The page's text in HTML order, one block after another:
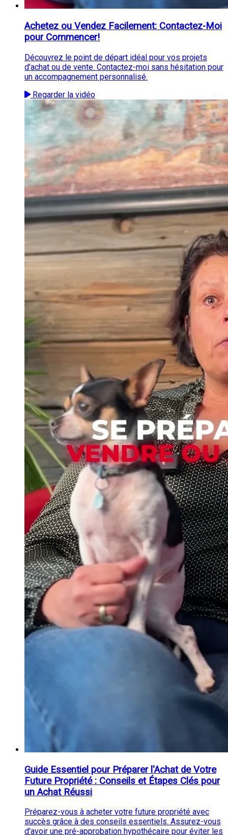
Achetez ou Vendez Facilement: Contactez-Moi
pour Commencer!
Découvrez le point de départ idéal pour vos projets
d'achat ou de vente. Contactez-moi sans hésitation pour
un accompagnement personnalisé.
Regarder la vidéo
Guide Essentiel pour Préparer l'Achat de Votre
Future Propriété : Conseils et Étapes Clés pour
un Achat Réussi
Préparez-vous à acheter votre future propriété avec
succès grâce à des conseils essentiels. Assurez-vous
d'avoir une pré-approbation hypothécaire pour éviter les